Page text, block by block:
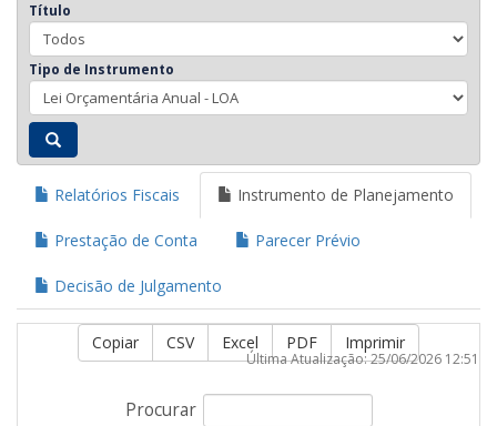
Título
Tipo de Instrumento
Relatórios Fiscais Instrumento de Planejamento
Prestação de Conta Parecer Prévio
Decisão de Julgamento
Copiar CSV Excel PDF Imprimir
Procurar
Última Atualização: 25/06/2026 12:51